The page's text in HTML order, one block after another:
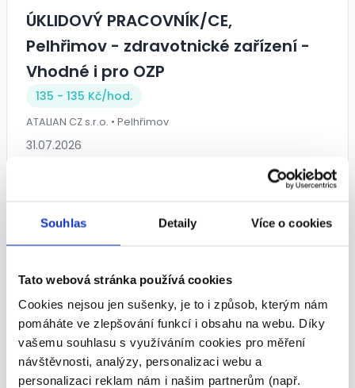
Souhlas Detaily Více o cookies
Tato webová stránka používá cookies
Cookies nejsou jen sušenky, je to i způsob, kterým nám
pomáháte ve zlepšování funkcí i obsahu na webu. Díky
vašemu souhlasu s využíváním cookies pro měření
návštěvnosti, analýzy, personalizaci webu a
personalizaci reklam nám i našim partnerům (např.
ÚKLIDOVÝ PRACOVNÍK/CE,
Pelhřimov - zdravotnické zařízení -
Vhodné i pro OZP
135 - 135 Kč/hod.
ATALIAN CZ s.r.o. • Pelhřimov
31.07.2026
CNC frézař | až 50 000Kč | ranní
směna
35 000 - 50 000 Kč/měs.
Grafton Recruitment s.r.o. • Pelhřimov